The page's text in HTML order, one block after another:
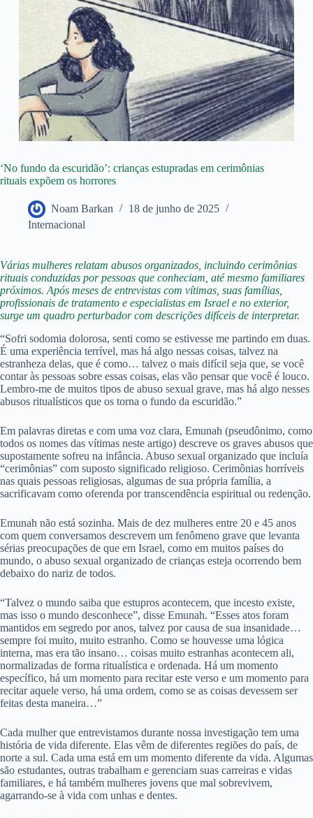
‘No fundo da escuridão’: crianças estupradas em cerimônias
rituais expõem os horrores
Noam Barkan
18 de junho de 2025
Internacional
Várias mulheres relatam abusos organizados, incluindo cerimônias
rituais conduzidas por pessoas que conheciam, até mesmo familiares
próximos. Após meses de entrevistas com vítimas, suas famílias,
profissionais de tratamento e especialistas em Israel e no exterior,
surge um quadro perturbador com descrições difíceis de interpretar.
“Sofri sodomia dolorosa, senti como se estivesse me partindo em duas.
É uma experiência terrível, mas há algo nessas coisas, talvez na
estranheza delas, que é como… talvez o mais difícil seja que, se você
contar às pessoas sobre essas coisas, elas vão pensar que você é louco.
Lembro-me de muitos tipos de abuso sexual grave, mas há algo nesses
abusos ritualísticos que os torna o fundo da escuridão.”
Em palavras diretas e com uma voz clara, Emunah (pseudônimo, como
todos os nomes das vítimas neste artigo) descreve os graves abusos que
supostamente sofreu na infância. Abuso sexual organizado que incluía
“cerimônias” com suposto significado religioso. Cerimônias horríveis
nas quais pessoas religiosas, algumas de sua própria família, a
sacrificavam como oferenda por transcendência espiritual ou redenção.
Emunah não está sozinha. Mais de dez mulheres entre 20 e 45 anos
com quem conversamos descrevem um fenômeno grave que levanta
sérias preocupações de que em Israel, como em muitos países do
mundo, o abuso sexual organizado de crianças esteja ocorrendo bem
debaixo do nariz de todos.
“Talvez o mundo saiba que estupros acontecem, que incesto existe,
mas isso o mundo desconhece”, disse Emunah. “Esses atos foram
mantidos em segredo por anos, talvez por causa de sua insanidade…
sempre foi muito, muito estranho. Como se houvesse uma lógica
interna, mas era tão insano… coisas muito estranhas acontecem ali,
normalizadas de forma ritualística e ordenada. Há um momento
específico, há um momento para recitar este verso e um momento para
recitar aquele verso, há uma ordem, como se as coisas devessem ser
feitas desta maneira…”
Cada mulher que entrevistamos durante nossa investigação tem uma
história de vida diferente. Elas vêm de diferentes regiões do país, de
norte a sul. Cada uma está em um momento diferente da vida. Algumas
são estudantes, outras trabalham e gerenciam suas carreiras e vidas
familiares, e há também mulheres jovens que mal sobrevivem,
agarrando-se à vida com unhas e dentes.